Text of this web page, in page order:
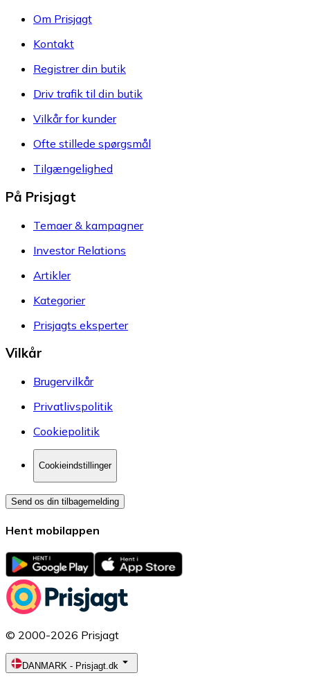
Om Prisjagt
Kontakt
Registrer din butik
Driv trafik til din butik
Vilkår for kunder
Ofte stillede spørgsmål
Tilgængelighed
På Prisjagt
Temaer & kampagner
Investor Relations
Artikler
Kategorier
Prisjagts eksperter
Vilkår
Brugervilkår
Privatlivspolitik
Cookiepolitik
Cookieindstillinger
Send os din tilbagemelding
Hent mobilappen
© 2000-2026 Prisjagt
DANMARK - Prisjagt.dk